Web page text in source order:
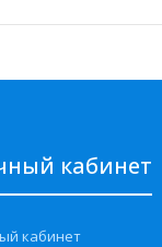
кабинет
кабинет